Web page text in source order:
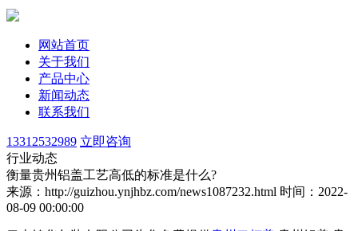
网站首页
关于我们
产品中心
新闻动态
联系我们
13312532989 立即咨询
行业动态
衡量贵州铝盖工艺高低的标准是什么?
来源：http://guizhou.ynjhbz.com/news1087232.html 时间：2022-
08-09 00:00:00